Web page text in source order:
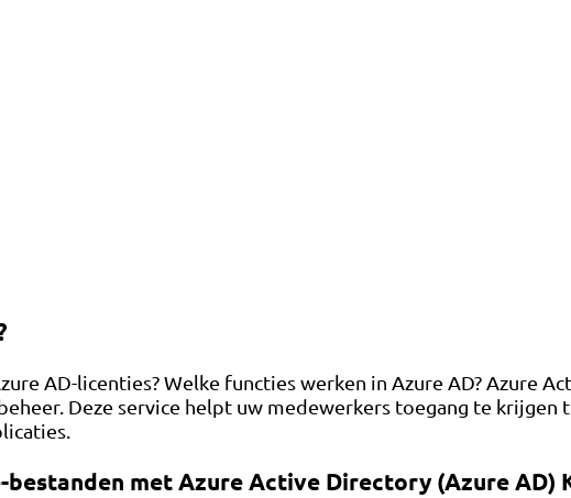
AD-licenties? Welke functies werken in Azure AD? Azure
Deze service helpt uw ​​medewerkers toegang te
met Azure Active Directory (Azure AD)